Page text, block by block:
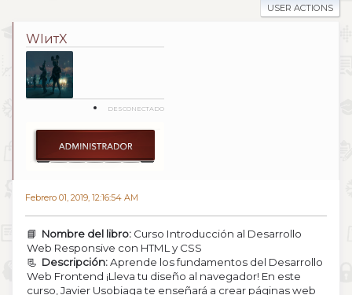
USER ACTIONS
WIитX
DESCONECTADO
Febrero 01, 2019, 12:16:54 AM
📘 Nombre del libro: Curso Introducción al Desarrollo
Web Responsive con HTML y CSS
📃 Descripción:Aprende los fundamentos del Desarrollo
Web Frontend ¡Lleva tu diseño al navegador! En este
curso, Javier Usobiaga te enseñará a crear páginas web